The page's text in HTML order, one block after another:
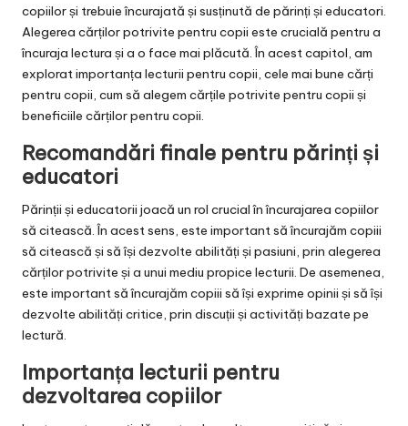
copiilor și trebuie încurajată și susținută de părinți și educatori.
Alegerea cărților potrivite pentru copii este crucială pentru a
încuraja lectura și a o face mai plăcută. În acest capitol, am
explorat importanța lecturii pentru copii, cele mai bune cărți
pentru copii, cum să alegem cărțile potrivite pentru copii și
beneficiile cărților pentru copii.
Recomandări finale pentru părinți și
educatori
Părinții și educatorii joacă un rol crucial în încurajarea copiilor
să citească. În acest sens, este important să încurajăm copiii
să citească și să își dezvolte abilități și pasiuni, prin alegerea
cărților potrivite și a unui mediu propice lecturii. De asemenea,
este important să încurajăm copiii să își exprime opinii și să își
dezvolte abilități critice, prin discuții și activități bazate pe
lectură.
Importanța lecturii pentru
dezvoltarea copiilor